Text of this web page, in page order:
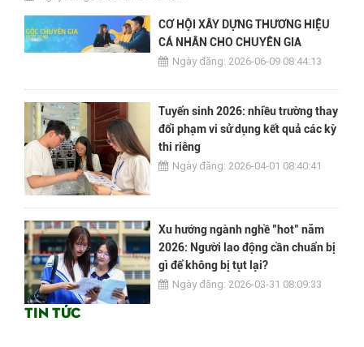
CƠ HỘI XÂY DỰNG THƯƠNG HIỆU
CÁ NHÂN CHO CHUYÊN GIA
Ngày đăng: 2026-06-09 08:44:13
Tuyển sinh 2026: nhiều trường thay
đổi phạm vi sử dụng kết quả các kỳ
thi riêng
Ngày đăng: 2026-04-01 08:40:41
Xu hướng ngành nghề "hot" năm
2026: Người lao động cần chuẩn bị
gì để không bị tụt lại?
Ngày đăng: 2026-03-31 08:09:33
Tin tức